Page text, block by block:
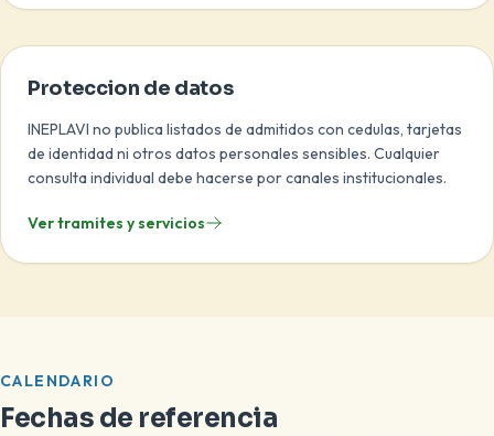
Proteccion de datos
INEPLAVI no publica listados de admitidos con cedulas, tarjetas
de identidad ni otros datos personales sensibles. Cualquier
consulta individual debe hacerse por canales institucionales.
Ver tramites y servicios
CALENDARIO
Fechas de referencia